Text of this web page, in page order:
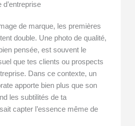
de marque, les premières
double. Une photo de qualité,
pensée, est souvent le
que tes clients ou prospects
Dans ce contexte, un
apporte bien plus que son
les subtilités de ta
capter l’essence même de